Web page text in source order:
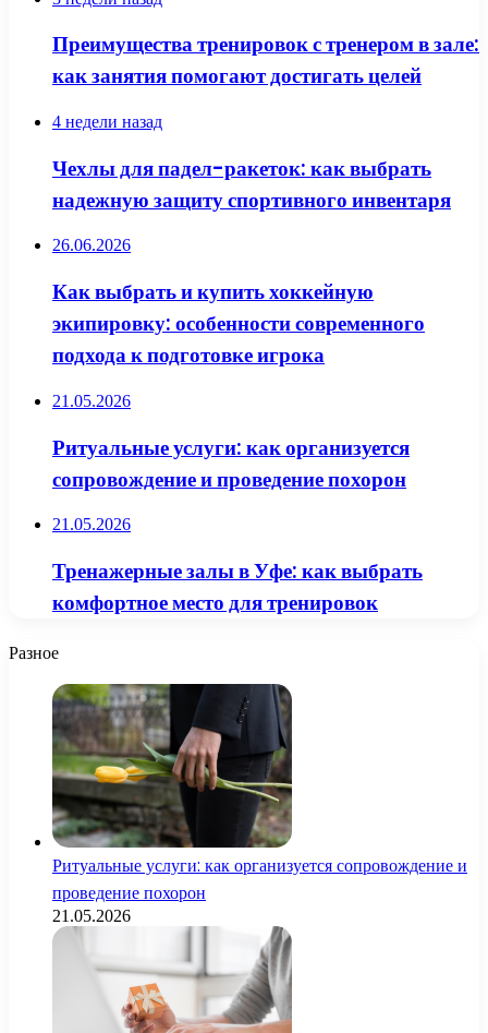
Преимущества тренировок с тренером в зале:
как занятия помогают достигать целей
4 недели назад
Чехлы для падел-ракеток: как выбрать
надежную защиту спортивного инвентаря
26.06.2026
Как выбрать и купить хоккейную
экипировку: особенности современного
подхода к подготовке игрока
21.05.2026
Ритуальные услуги: как организуется
сопровождение и проведение похорон
21.05.2026
Тренажерные залы в Уфе: как выбрать
комфортное место для тренировок
Разное
Ритуальные услуги: как организуется сопровождение и
проведение похорон
21.05.2026